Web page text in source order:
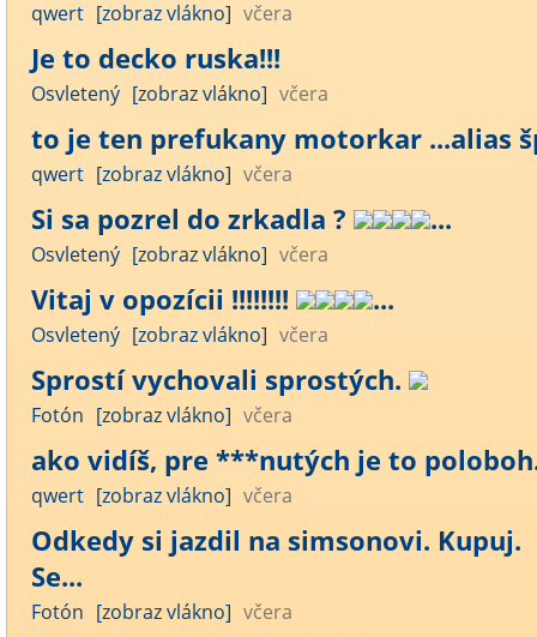
qwert [zobraz vlákno] včera
Je to decko ruska!!!
Osvletený [zobraz vlákno] včera
to je ten prefukany motorkar ...alias
qwert [zobraz vlákno] včera
Si sa pozrel do zrkadla ? ...
Osvletený [zobraz vlákno] včera
Vitaj v opozícii !!!!!!!! ...
Osvletený [zobraz vlákno] včera
Sprostí vychovali sprostých.
Fotón [zobraz vlákno] včera
ako vidíš, pre ***nutých je to
qwert [zobraz vlákno] včera
Odkedy si jazdil na simsonovi. Kupuj.
Se...
Fotón [zobraz vlákno] včera